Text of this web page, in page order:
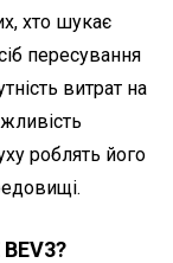
хто шукає
пересування
витрат на
роблять його
BEV3?